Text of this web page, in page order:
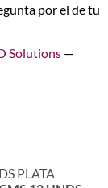
por el de tu
Solutions —